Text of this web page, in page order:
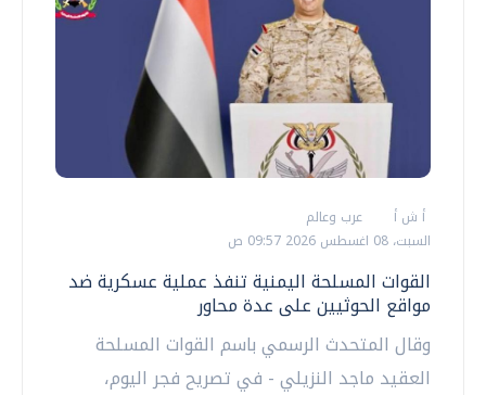
أ ش أ
عرب وعالم
السبت، 08 اغسطس 2026 09:57 ص
القوات المسلحة اليمنية تنفذ عملية عسكرية ضد
مواقع الحوثيين على عدة محاور
وقال المتحدث الرسمي باسم القوات المسلحة
العقيد ماجد النزيلي - في تصريح فجر اليوم،